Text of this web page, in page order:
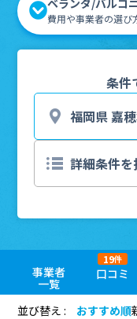
費用や事業者の選び
条件
事業者
一覧
口コミ
19件
並び替え :
おすすめ順